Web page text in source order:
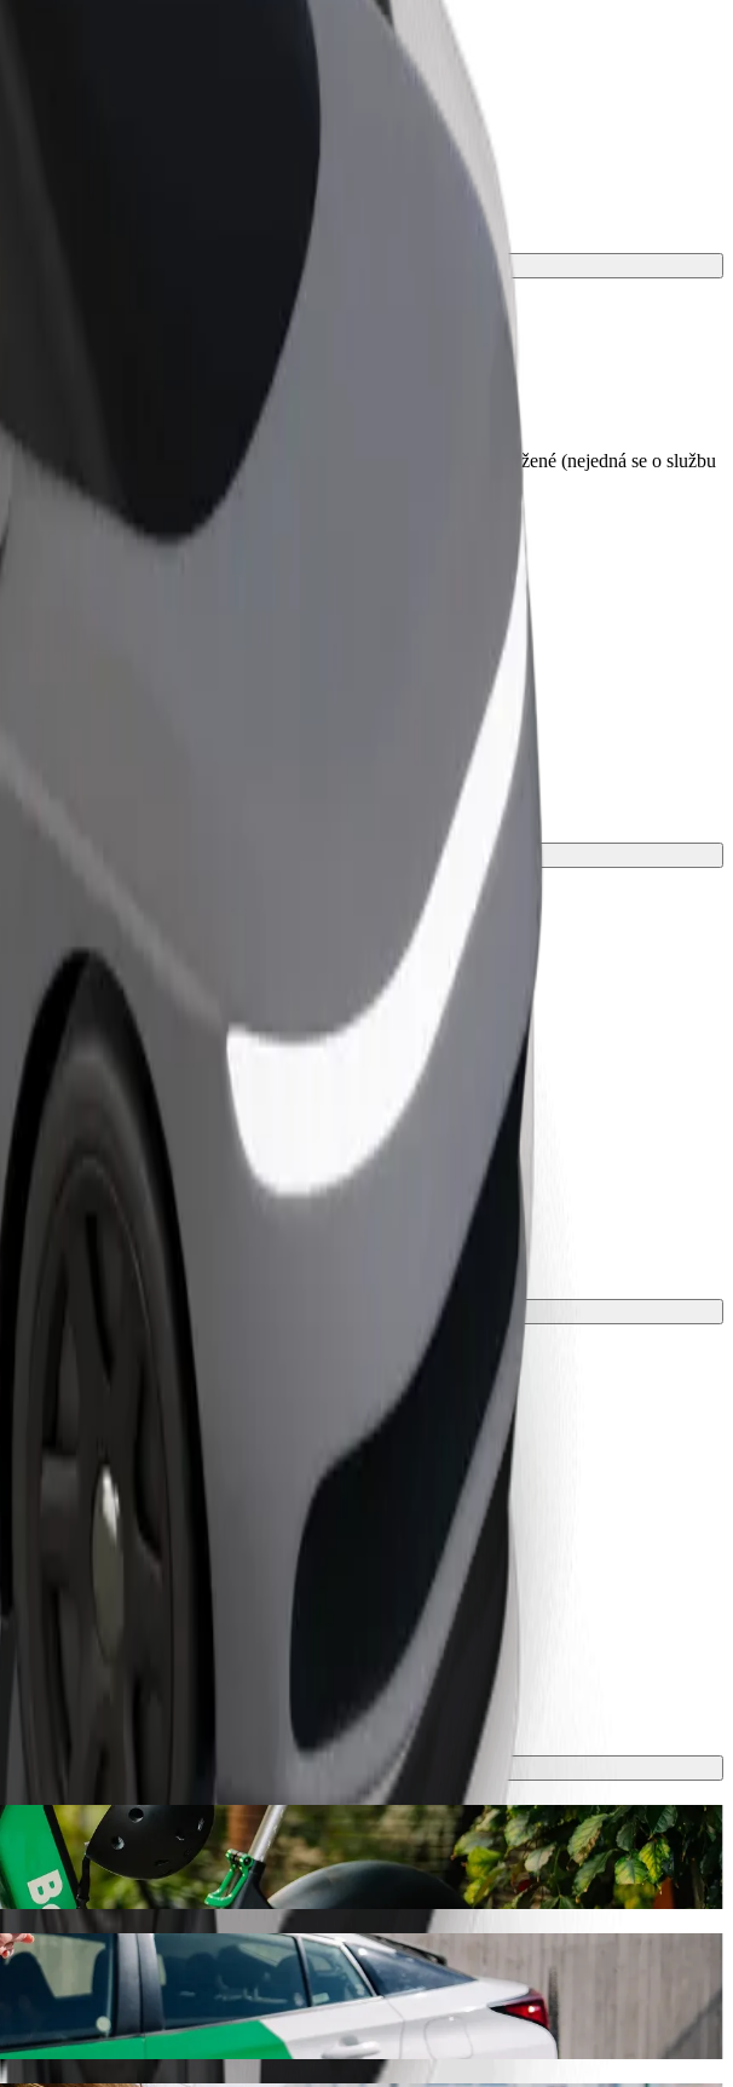
Bolt for Business
Produkty a služby Boltu přesně pro
svou cestu.
to řidiči vědět před vyzvednutím. Invalidní vozíky musí být složené (nejedná se o službu
přibližně 8 min a vyjde na zhruba 17,50 RON RON. Ať už jedete kamkoli, najdeme pro